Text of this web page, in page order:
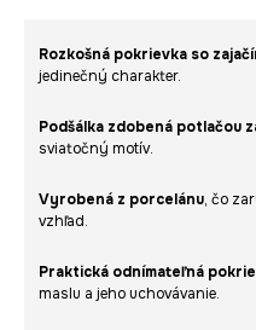
Rozkošná pokrievka so
jedinečný charakter.
Podšálka zdobená potlačou
sviatočný motív.
Vyrobená z porcelánu, čo
vzhľad.
Praktická odnímateľná
maslu a jeho uchovávanie.